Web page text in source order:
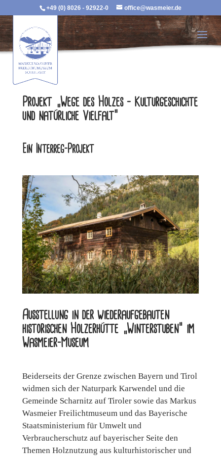
+49 (0) 8026 - 92922-0 office@wasmeier.de
Projekt „Wege des Holzes – Kulturgeschichte
und natürliche Vielfalt“
Ein Interreg-Projekt
Ausstellung in der wiederaufgebauten
historischen Holzerhütte „Winterstuben“ im
Wasmeier-Museum
Beiderseits der Grenze zwischen Bayern und Tirol
widmen sich der Naturpark Karwendel und die
Gemeinde Scharnitz auf Tiroler sowie das Markus
Wasmeier Freilichtmuseum und das Bayerische
Staatsministerium für Umwelt und
Verbraucherschutz auf bayerischer Seite den
Themen Holznutzung aus kulturhistorischer und